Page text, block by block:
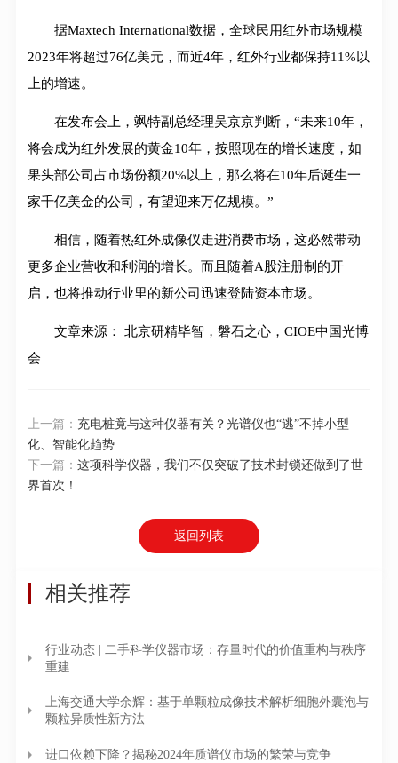
据Maxtech International数据，全球民用红外市场规模
2023年将超过76亿美元，而近4年，红外行业都保持11%以
上的增速。
在发布会上，飒特副总经理吴京京判断，“未来10年，
将会成为红外发展的黄金10年，按照现在的增长速度，如
果头部公司占市场份额20%以上，那么将在10年后诞生一
家千亿美金的公司，有望迎来万亿规模。”
相信，随着热红外成像仪走进消费市场，这必然带动
更多企业营收和利润的增长。而且随着A股注册制的开
启，也将推动行业里的新公司迅速登陆资本市场。
文章来源： 北京研精毕智，磐石之心，CIOE中国光博
会
上一篇： 充电桩竟与这种仪器有关？光谱仪也“逃”不掉小型
化、智能化趋势
下一篇：这项科学仪器，我们不仅突破了技术封锁还做到了世
界首次！
返回列表
相关推荐
行业动态 | 二手科学仪器市场：存量时代的价值重构与秩序
重建
上海交通大学余辉：基于单颗粒成像技术解析细胞外囊泡与
颗粒异质性新方法
进口依赖下降？揭秘2024年质谱仪市场的繁荣与竞争